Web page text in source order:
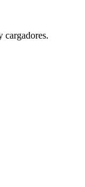
cargadores.